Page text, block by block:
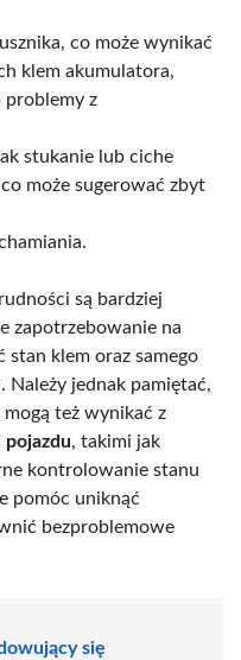
co może wynikać
klem akumulatora,
problemy z
stukanie lub ciche
może sugerować zbyt
są bardziej
zapotrzebowanie na
klem oraz samego
jednak pamiętać,
też wynikać z
, takimi jak
kontrolowanie stanu
pomóc uniknąć
bezproblemowe
się